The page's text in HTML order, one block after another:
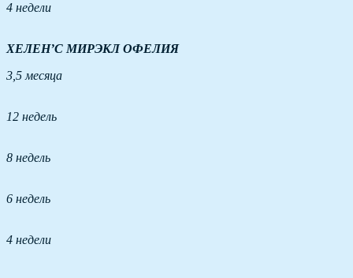
4 недели
ХЕЛЕН’С МИРЭКЛ ОФЕЛИЯ
3,5 месяца
12 недель
8 недель
6 недель
4 недели